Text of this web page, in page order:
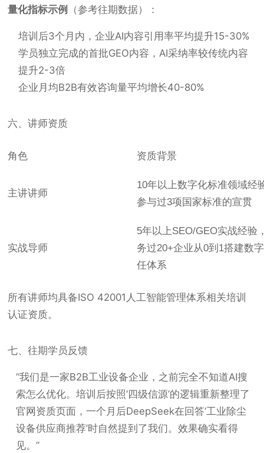
量化指标示例 （参考往期数据）：
培训后3个月内，企业AI内容引用率平均提升15-30%
学员独立完成的首批GEO内容，AI采纳率较传统内容
提升2-3倍
企业月均B2B有效咨询量平均增长40-80%
六、讲师资质
角色 资质背景
主讲讲师
10年以上数字化标准领域经
参与过3项国家标准的宣贯
实战导师
5年以上SEO/GEO实战经验
务过20+企业从0到1搭建数
任体系
所有讲师均具备ISO 42001人工智能管理体系相关培训
认证资质。
七、往期学员反馈
“我们是一家B2B工业设备企业，之前完全不知道AI搜
索怎么优化。培训后按照‘四级信源’的逻辑重新整理了
官网资质页面，一个月后DeepSeek在回答‘工业除尘
设备供应商推荐’时自然提到了我们。效果确实看得
见。”